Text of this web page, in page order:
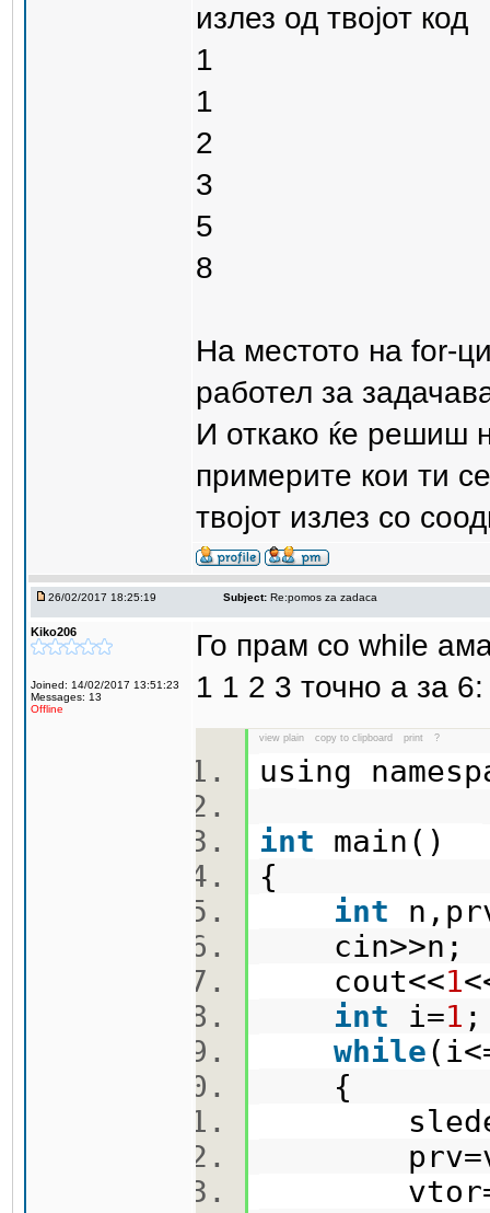
излез од твојот код
1
1
2
3
5
8
На местото на for-
работел за
И откако ќе решиш
примерите кои ти
твојот излез со
26/02/2017 18:25:19 Subject: Re:pomos za zadaca
Kiko206
Joined: 14/02/2017 13:51:23
Messages: 13
Offline
Го прам со while
1 1 2 3 точно а за
view plain copy to clipboard print ?
using
int main()
{
int
cout<<1
int i=1
while
{